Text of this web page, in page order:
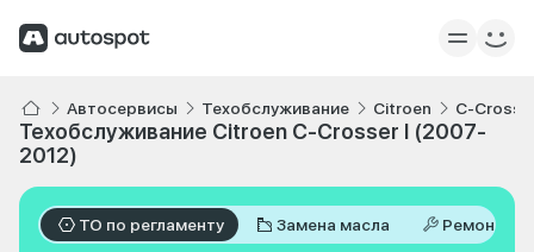
Автосервисы Техобслуживание Citroen C-
Техобслуживание Citroen C-Crosser I (2007-
2012)
ТО по регламенту Замена масла Ремонт